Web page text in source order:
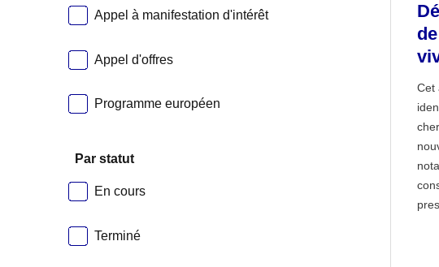
Appel à manifestation d'intérêt
Appel d'offres
Programme européen
Par statut
En cours
Terminé
Cet